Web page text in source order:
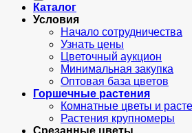
Каталог
Условия
Начало сотрудничества
Узнать цены
Цветочный аукцион
Минимальная закупка
Оптовая база цветов
Горшечные растения
Комнатные цветы и
Растения крупномеры
Срезанные цветы